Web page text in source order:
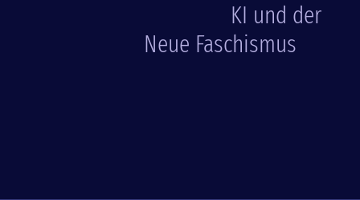
KI und der
Neue Faschismus